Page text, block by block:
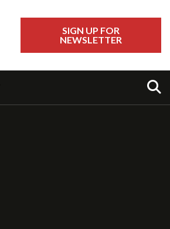
SIGN UP FOR
NEWSLETTER